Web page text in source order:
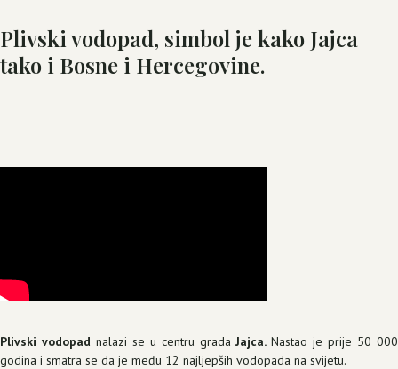
Plivski vodopad, simbol je kako Jajca
tako i Bosne i Hercegovine.
Plivski vodopad nalazi se u centru gradaJajca.Nastao je prije 50 000
godina i smatra se da je među 12 najljepših vodopada na svijetu.